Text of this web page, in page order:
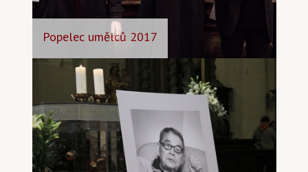
Popelec umělců 2017